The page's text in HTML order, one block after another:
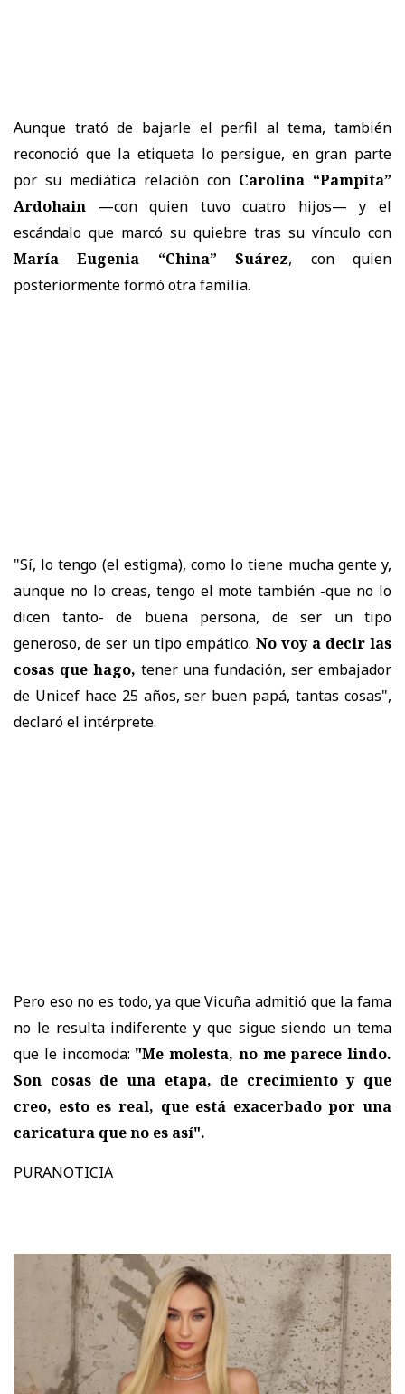
Aunque trató de bajarle el perfil al tema, también
reconoció que la etiqueta lo persigue, en gran parte
por su mediática relación con Carolina “Pampita”
Ardohain —con quien tuvo cuatro hijos— y el
escándalo que marcó su quiebre tras su vínculo con
María Eugenia “China” Suárez, con quien
posteriormente formó otra familia.
"Sí, lo tengo (el estigma), como lo tiene mucha gente y,
aunque no lo creas, tengo el mote también -que no lo
dicen tanto- de buena persona, de ser un tipo
generoso, de ser un tipo empático. No voy a decir las
cosas que hago, tener una fundación, ser embajador
de Unicef hace 25 años, ser buen papá, tantas cosas",
declaró el intérprete.
Pero eso no es todo, ya que Vicuña admitió que la fama
no le resulta indiferente y que sigue siendo un tema
que le incomoda: "Me molesta, no me parece lindo.
Son cosas de una etapa, de crecimiento y que
creo, esto es real, que está exacerbado por una
caricatura que no es así".
PURANOTICIA